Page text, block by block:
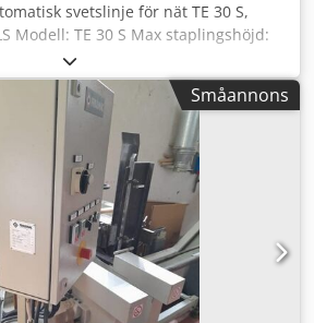
svetslinje för nät TE 30 S,
Modell: TE 30 S Max staplingshöjd:
- Övre tråd (ds – slät eller med
- Nedre tråd (di – slät eller med
- Diagonaltråd (dg – slät eller med
Diagonalt steg (P): 200 mm Bjälksteg:
med varm- och kallvalsad tråd: max
vid inmatning: 3000 kg
Småannons